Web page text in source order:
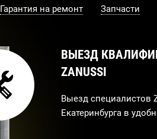
Гарантия на ремонт Запчасти
ВЫЕЗД
ZANUSSI
Выезд специалистов
Екатеринбурга в